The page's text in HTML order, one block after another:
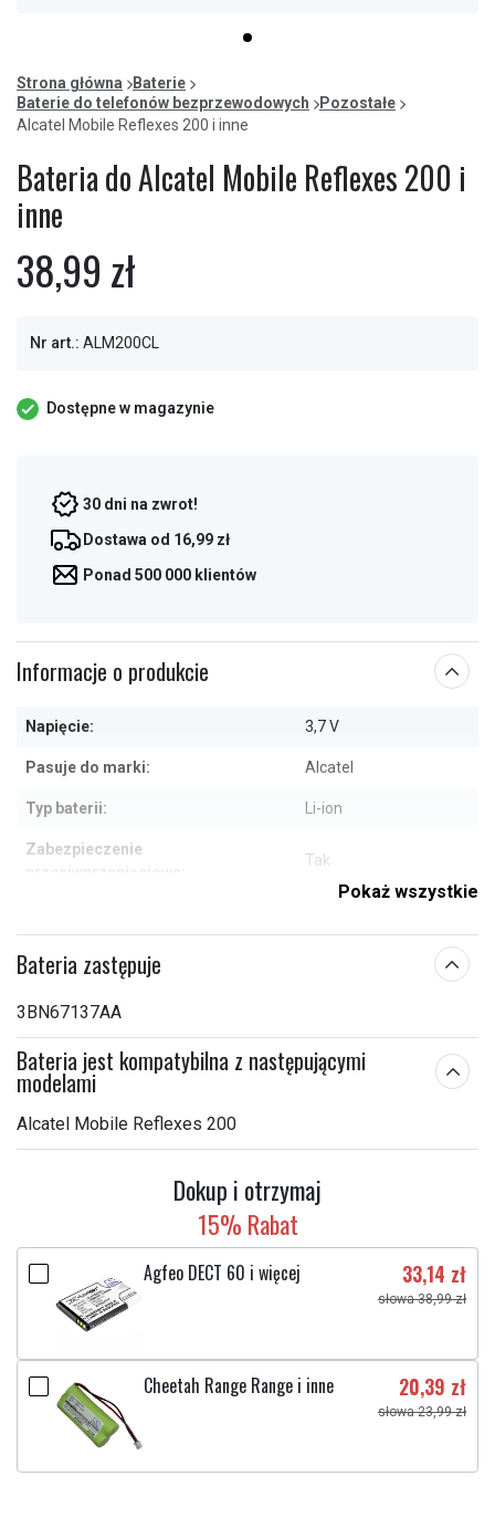
item
of
1
Strona główna
Baterie
Baterie do telefonów bezprzewodowych
Pozostałe
Alcatel Mobile Reflexes 200 i inne
Bateria do Alcatel Mobile Reflexes 200 i
inne
38,99 zł
Nr art.: ALM200CL
Dostępne w magazynie
30 dni na zwrot!
Dostawa od 16,99 zł
Ponad 500 000 klientów
Informacje o produkcie
Napięcie: 3,7 V
Pasuje do marki: Alcatel
Typ baterii: Li-ion
Zabezpieczenie
Tak
mm
Pojemność:
Pokaż wszystkie
Bateria zastępuje
3BN67137AA
Bateria jest kompatybilna z następującymi
modelami
Alcatel Mobile Reflexes 200
Dokup i otrzymaj
15% Rabat
Agfeo DECT 60 i więcej 33,14 zł
słowa 38,99 zł
Cheetah Range Range i inne 20,39 zł
słowa 23,99 zł